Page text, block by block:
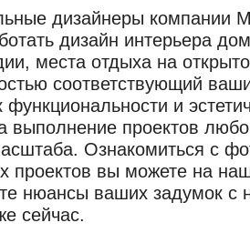
дизайнеры компании
дизайн интерьера
места отдыха на
соответствующий
и
выполнение проектов
Ознакомиться с
проектов вы можете на
нюансы ваших задумок с
сейчас.